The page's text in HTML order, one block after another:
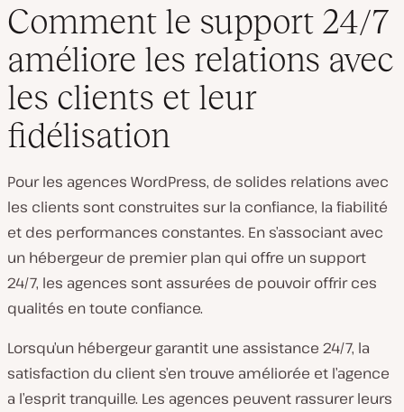
Comment le support 24/7
améliore les relations avec
les clients et leur
fidélisation
Pour les agences WordPress, de solides relations avec
les clients sont construites sur la confiance, la fiabilité
et des performances constantes. En s’associant avec
un hébergeur de premier plan qui offre un support
24/7, les agences sont assurées de pouvoir offrir ces
qualités en toute confiance.
Lorsqu’un hébergeur garantit une assistance 24/7, la
satisfaction du client s’en trouve améliorée et l’agence
a l’esprit tranquille. Les agences peuvent rassurer leurs